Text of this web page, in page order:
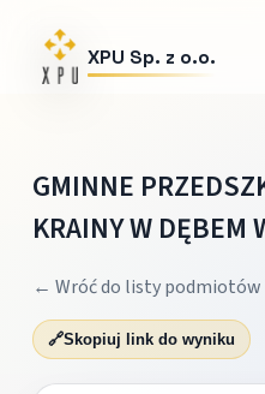
XPU Sp. z o.o.
GMINNE
KRAINY W DĘBEM
← Wróć do listy podmiotów
🔗Skopiuj link do wyniku